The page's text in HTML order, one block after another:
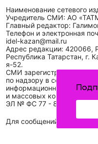
Наименование сетевого
Учредитель СМИ: АО
Главный редактор:
Телефон и электронная
idel-kazan@mail.ru
Адрес редакции: 420066,
Республика Татарстан, г.
я-52.
СМИ зарегистрировано
по надзору в сфере связи,
информационных
и массовых коммуникаций
ЭЛ № ФС 77 - 89431 от
Для сообщений о фактах